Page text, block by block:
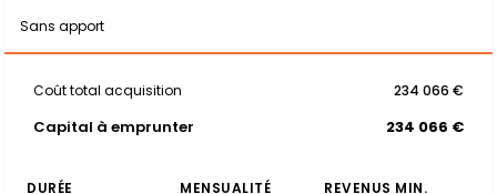
Sans apport
Coût total acquisition 234 066 €
Capital à emprunter 234 066 €
DURÉE MENSUALITÉ
REVENUS MIN.